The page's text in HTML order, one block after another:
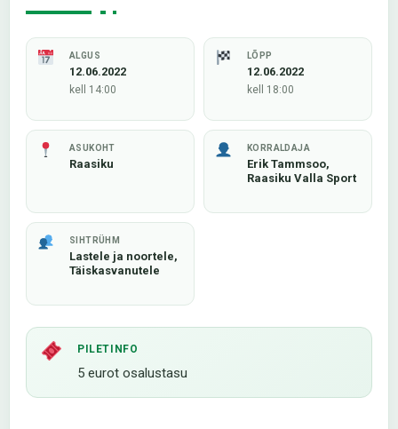
ALGUS
12.06.2022
kell 14:00
LÕPP
12.06.2022
kell 18:00
ASUKOHT
Raasiku
KORRALDAJA
Erik Tammsoo,
Raasiku Valla Sport
SIHTRÜHM
Lastele ja noortele,
Täiskasvanutele
PILETINFO
5 eurot osalustasu